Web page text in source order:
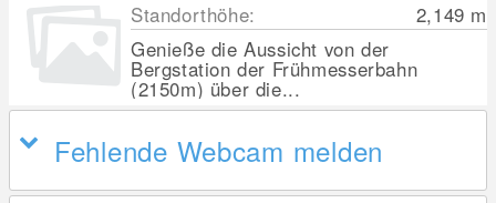
Standorthöhe: 2,149 m
Genieße die Aussicht von der
Bergstation der Frühmesserbahn
(2150m) über die...
Fehlende Webcam melden